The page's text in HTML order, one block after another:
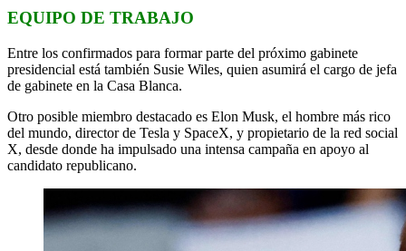
EQUIPO DE TRABAJO
Entre los confirmados para formar parte del próximo gabinete
presidencial está también Susie Wiles, quien asumirá el cargo de jefa
de gabinete en la Casa Blanca.
Otro posible miembro destacado es Elon Musk, el hombre más rico
del mundo, director de Tesla y SpaceX, y propietario de la red social
X, desde donde ha impulsado una intensa campaña en apoyo al
candidato republicano.